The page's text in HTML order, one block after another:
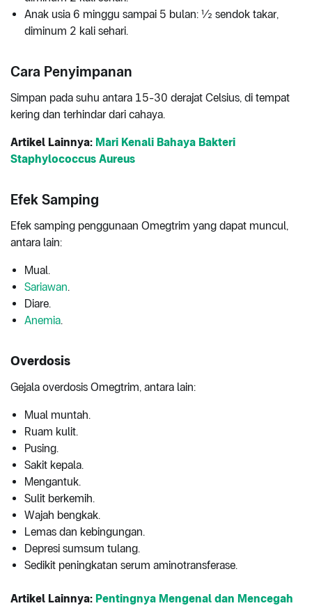
Anak usia 6 minggu sampai 5 bulan: ½ sendok takar,
diminum 2 kali sehari.
Cara Penyimpanan
Simpan pada suhu antara 15-30 derajat Celsius, di tempat
kering dan terhindar dari cahaya.
Artikel Lainnya: Mari Kenali Bahaya Bakteri
Staphylococcus Aureus
Efek Samping
Efek samping penggunaan Omegtrim yang dapat muncul,
antara lain:
Mual.
Sariawan.
Diare.
Anemia.
Overdosis
Gejala overdosis Omegtrim, antara lain:
Mual muntah.
Ruam kulit.
Pusing.
Sakit kepala.
Mengantuk.
Sulit berkemih.
Wajah bengkak.
Lemas dan kebingungan.
Depresi sumsum tulang.
Sedikit peningkatan serum aminotransferase.
Artikel Lainnya: Pentingnya Mengenal dan Mencegah